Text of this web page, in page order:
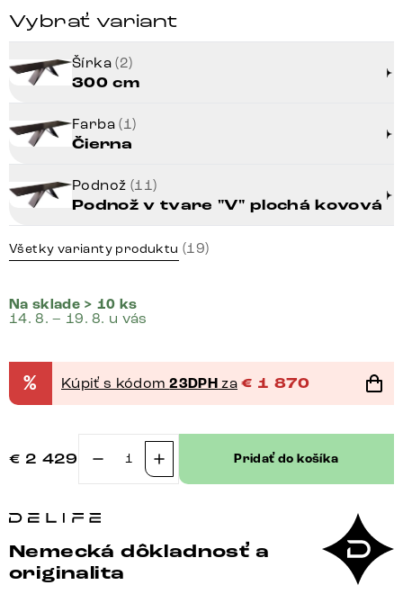
Vybrať variant
Šírka(2)
300 cm
Farba(1)
Čierna
Podnož (11)
Podnož v tvare "V" plochá kovová
Všetky varianty produktu (19)
Na sklade > 10 ks
14. 8. – 19. 8. u vás
% Kúpiť s kódom23DPH za € 1 870
€ 2 429
množstvo
stôl
300x100
reliéfne
Pridať do košíka
Nemecká dôkladnosť a
originalita